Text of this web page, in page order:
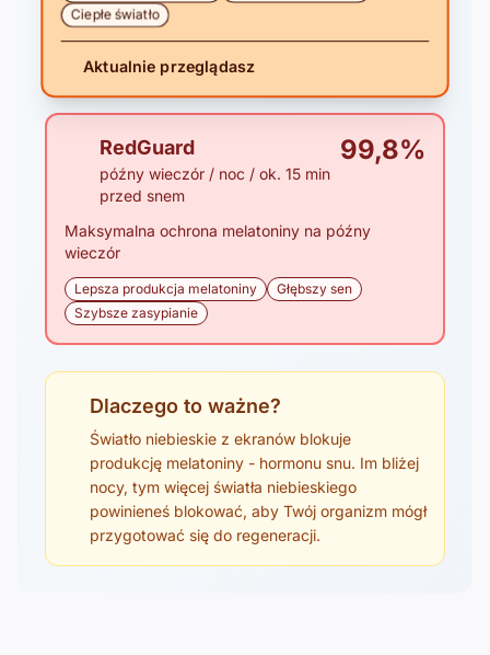
Ciepłe światło
Aktualnie przeglądasz
RedGuard
późny wieczór / noc / ok. 15 min
przed snem
99,8%
Maksymalna ochrona melatoniny na późny
wieczór
Lepsza produkcja melatoniny
Głębszy sen
Szybsze zasypianie
Dlaczego to ważne?
Światło niebieskie z ekranów blokuje
produkcję melatoniny - hormonu snu. Im bliżej
nocy, tym więcej światła niebieskiego
powinieneś blokować, aby Twój organizm mógł
przygotować się do regeneracji.